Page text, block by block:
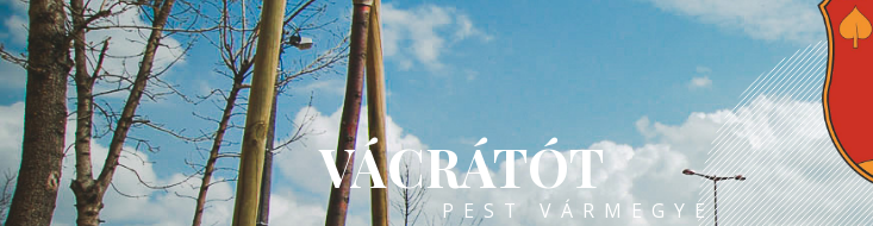
VÁCRÁTÓT
PEST VÁRMEGYE